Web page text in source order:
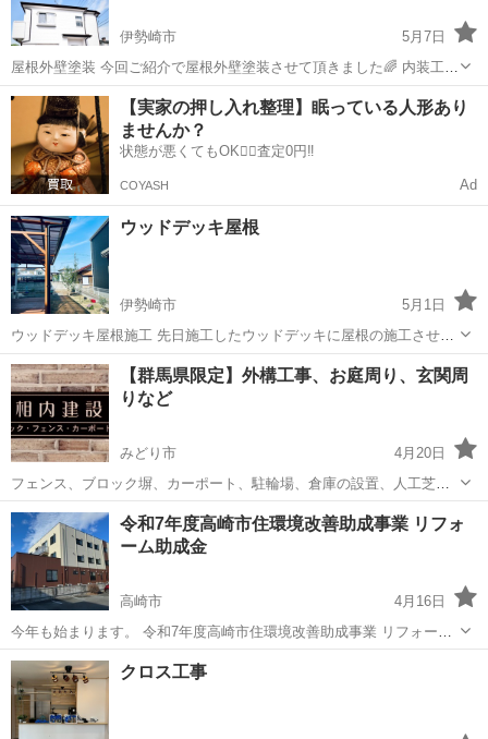
伊勢崎市
5月7日
屋根外壁塗装 今回ご紹介で屋根外壁塗装させて頂きました🌈 内装工事
がメインですが、外装、外構工事も 承ります😊リフォーム工事全般対
応致してます。 お家のお悩み、相談、お見積り無料で致しますので 是
非宜しくお願い致します。
群馬 伊勢崎市 その他 外壁塗装
【実家の押し入れ整理】眠っている人形あり
ませんか？
状態が悪くてもOK🙆‍♀️査定0円‼️
COYASH Ad
ウッドデッキ屋根
伊勢崎市
5月1日
ウッドデッキ屋根施工 先日施工したウッドデッキに屋根の施工させて
頂きました。 これからの季節ウッドデッキでBBQなど 楽しみが増え
ますね♪ お客様のご要望に少しでもお応え致します😊 なんでもご相談
下さい。 お見積りだけでも...
群馬 伊勢崎市 その他 ウッドデッキ
【群馬県限定】外構工事、お庭周り、玄関周
りなど
みどり市
4月20日
フェンス、ブロック塀、カーポート、駐輪場、倉庫の設置、人工芝、
土間コンクリート、ウッドデッキ、外壁のペンキ塗り等承ります。 外
構関係の仕事を5年間修行した後、2014年に個人事業主として独立致し
ました。 できる限りお客様...
群馬 みどり市 その他 無料
令和7年度高崎市住環境改善助成事業 リフォ
ーム助成金
高崎市
4月16日
今年も始まります。 令和7年度高崎市住環境改善助成事業 リフォーム
助成金 書類の作成 提出は当社が行うので お客様は最初の事前申請だ
けして頂ければ 面倒な書類作成 請求書類は 全て当社が行います。
この機会に20万円お得...
群馬 高崎市 その他
クロス工事